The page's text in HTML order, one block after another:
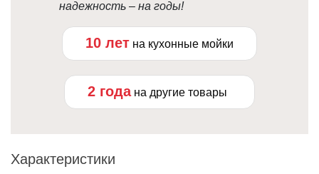
надежность – на годы!
10 лет на кухонные мойки
2 года на другие товары
Характеристики